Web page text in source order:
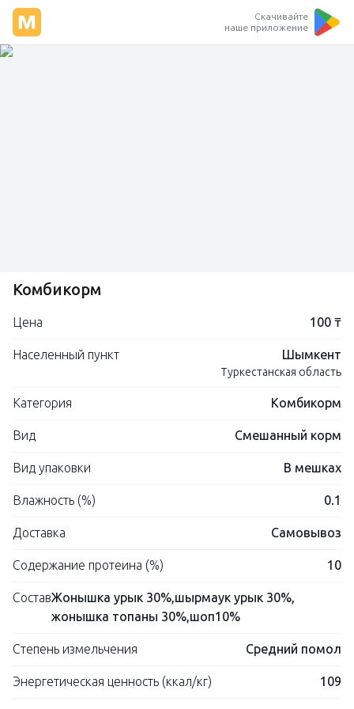
Скачивайте
наше приложение
Комбикорм
Цена 100 ₸
Населенный пункт Шымкент
Туркестанская область
Категория Комбикорм
Вид Смешанный корм
Вид упаковки В мешках
Влажность (%) 0.1
Доставка Самовывоз
Содержание протеина (%) 10
СоставЖонышка урык 30%,шырмаук урык 30%,
жонышка топаны 30%,шоп10%
Степень измельчения Средний помол
Энергетическая ценность (ккал/кг) 109